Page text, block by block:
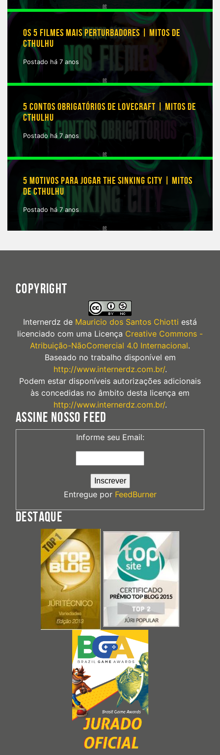
OS 5 FILMES MAIS PERTURBADORES | MITOS DE
CTHULHU
Postado há 7 anos
5 CONTOS OBRIGATÓRIOS DE LOVECRAFT | MITOS DE
CTHULHU
Postado há 7 anos
5 MOTIVOS PARA JOGAR THE SINKING CITY | MITOS
DE CTHULHU
Postado há 7 anos
COPYRIGHT
Internerdz de Mauricio dos Santos Chiotti está
licenciado com uma Licença Creative Commons -
Atribuição-NãoComercial 4.0 Internacional.
Baseado no trabalho disponível em
http://www.internerdz.com.br/.
Podem estar disponíveis autorizações adicionais
às concedidas no âmbito desta licença em
http://www.internerdz.com.br/.
ASSINE NOSSO FEED
Informe seu Email:
Entregue por FeedBurner
DESTAQUE